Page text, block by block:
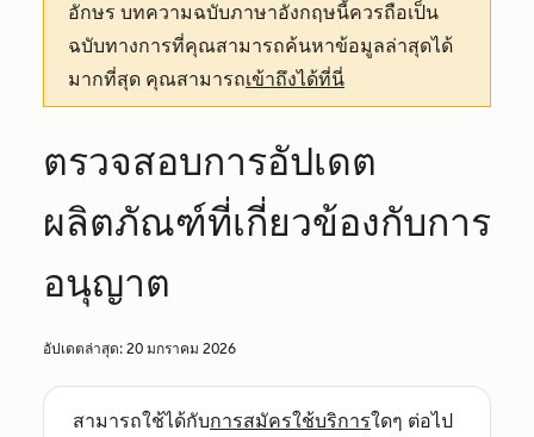
อักษร บทความฉบับภาษาอังกฤษนี้ควรถือเป็น
ฉบับทางการที่คุณสามารถค้นหาข้อมูลล่าสุดได้
มากที่สุด คุณสามารถเข้าถึงได้ที่นี่
ตรวจสอบการอัปเดต
ผลิตภัณฑ์ที่เกี่ยวข้องกับการ
อนุญาต
อัปเดตล่าสุด: 20 มกราคม 2026
สามารถใช้ได้กับการสมัครใช้บริการใดๆ ต่อไป